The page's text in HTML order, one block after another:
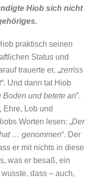
Hiob sich nicht
praktisch seinen
Status und
trauerte er, „zerriss
. Und dann tat Hiob
Boden und betete an”.
Ehre, Lob und
Worten lesen: „Der
… genommen“. Der
er mit nichts in diese
was er besaß, ein
dass – auch,